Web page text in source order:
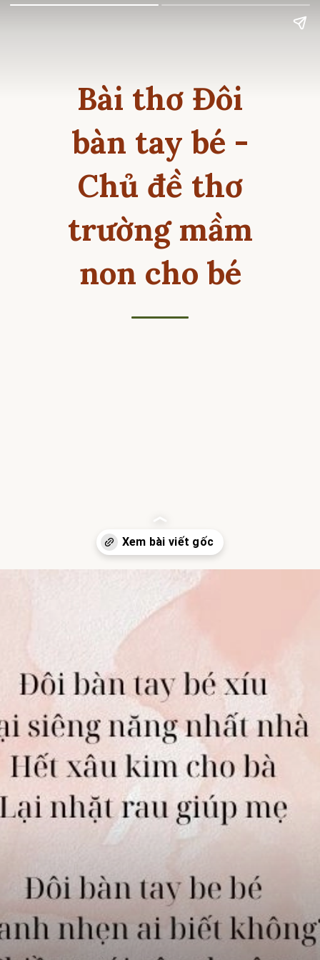
Bài thơ Đôi
bàn tay bé -
Chủ đề thơ
trường mầm
non cho bé
https://hocsinhgioi.vn/doi-ban-tay-be